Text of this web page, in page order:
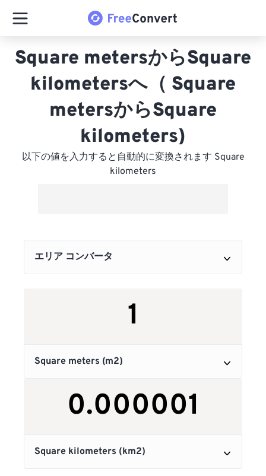
Square metersからSquare
kilometersへ（ Square
metersからSquare
kilometers)
以下の値を入力すると自動的に変換されます Square
kilometers